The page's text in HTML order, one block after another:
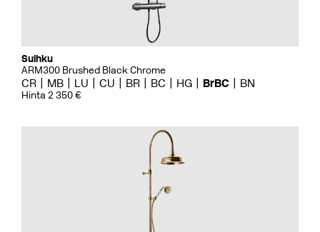
Suihku
ARM300 Brushed Black Chrome
CR MB LU CU BR BC HG BrBC BN
Hinta 2 350 €